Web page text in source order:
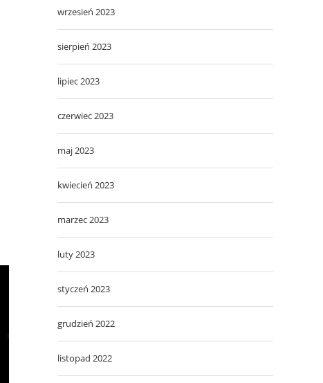
wrzesień 2023
sierpień 2023
lipiec 2023
czerwiec 2023
maj 2023
kwiecień 2023
marzec 2023
luty 2023
styczeń 2023
grudzień 2022
listopad 2022